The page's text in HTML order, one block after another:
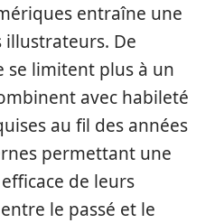
entraîne une
De
se limitent plus à un
avec habileté
au fil des années
permettant une
de leurs
le passé et le